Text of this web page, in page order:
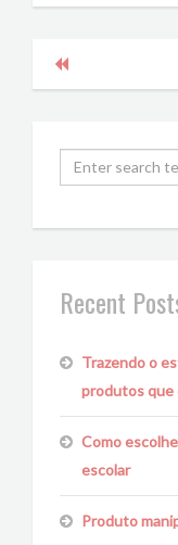
Recent
Trazendo o
produtos que
Como
escolar
Produto